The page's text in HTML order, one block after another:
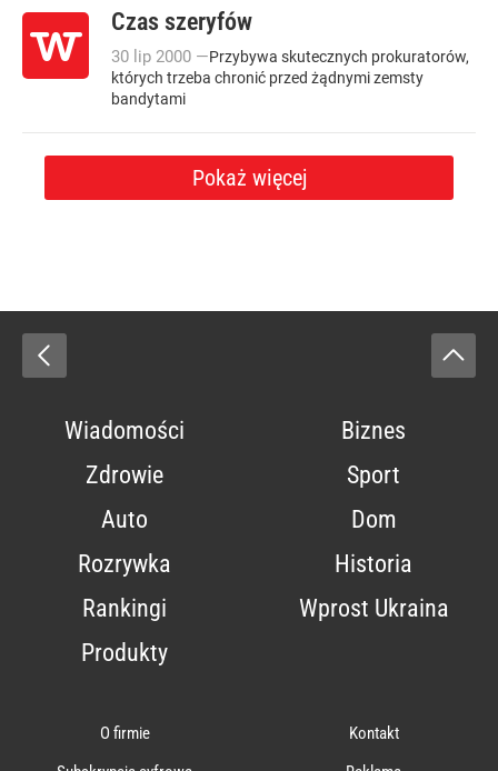
Czas szeryfów
30 lip 2000 —Przybywa skutecznych prokuratorów,
których trzeba chronić przed żądnymi zemsty
bandytami
Pokaż więcej
Wiadomości
Biznes
Zdrowie
Sport
Auto
Dom
Rozrywka
Historia
Rankingi
Wprost Ukraina
Produkty
O firmie
Kontakt